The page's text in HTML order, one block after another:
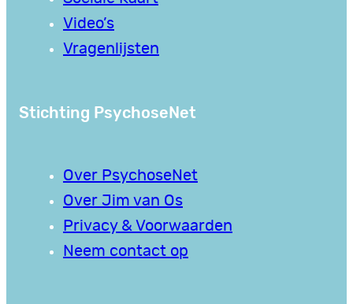
Video’s
Vragenlijsten
Stichting PsychoseNet
Over PsychoseNet
Over Jim van Os
Privacy & Voorwaarden
Neem contact op